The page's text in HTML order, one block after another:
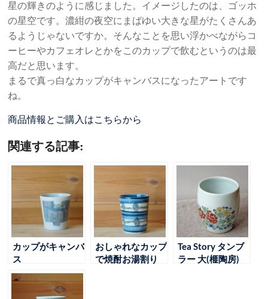
星の輝きのように感じました。イメージしたのは、ゴッホ
の星空です。濃紺の夜空にまばゆい大きな星がたくさんあ
るようじゃないですか。そんなことを思い浮かべながらコ
ーヒーやカフェオレとかをこのカップで飲むというのは最
高だと思います。
まるで真っ白なカップがキャンバスになったアートです
ね。
商品情報とご購入はこちらから
関連する記事:
カップがキャンバ
ス
おしゃれなカップ
で焼酎お湯割り
Tea Story タンブ
ラー 大(榧陶房)